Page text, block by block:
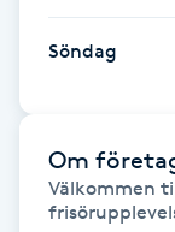
Hot Stone
Hot yoga
Hudföryngring
Söndag
Om
Välkommen